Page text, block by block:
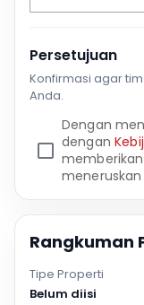
Persetujuan
Konfirmasi agar
Anda.
Dengan
dengan
Rangkuman
Tipe Properti
Belum diisi